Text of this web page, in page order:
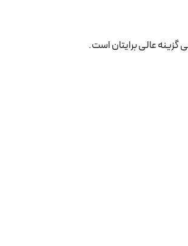
عالی برایتان است.